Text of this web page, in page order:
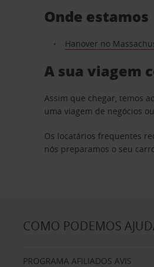
Onde estamos
Hanover no
A sua viagem
Assim que chegar, temos
uma viagem de negócios
Os locatários frequentes
nós preparamos o seu
COMO PODEMOS
PROGRAMA AFILIADOS AVIS